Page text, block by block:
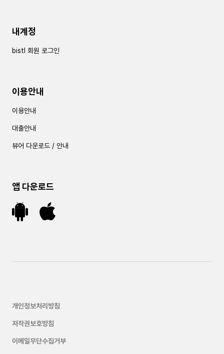
내계정
bistl 회원 로그인
이용안내
이용안내
대출안내
뷰어 다운로드 / 안내
앱 다운로드
개인정보처리방침
저작권보호방침
이메일무단수집거부